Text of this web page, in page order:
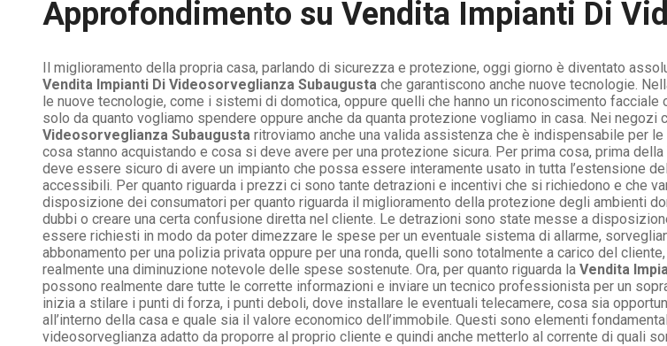
Approfondimento su Vendita Impianti Di
Il miglioramento della propria casa, parlando di sicurezza e protezione, oggi giorno è diventato
Vendita Impianti Di Videosorveglianza Subaugusta che garantiscono anche nuove tecnologie.
le nuove tecnologie, come i sistemi di domotica, oppure quelli che hanno un riconoscimento
solo da quanto vogliamo spendere oppure anche da quanta protezione vogliamo in casa. Nei
Videosorveglianza Subaugusta ritroviamo anche una valida assistenza che è indispensabile per
cosa stanno acquistando e cosa si deve avere per una protezione sicura. Per prima cosa, prima della
deve essere sicuro di avere un impianto che possa essere interamente usato in tutta l’estensione
accessibili. Per quanto riguarda i prezzi ci sono tante detrazioni e incentivi che si richiedono e che
disposizione dei consumatori per quanto riguarda il miglioramento della protezione degli ambienti
dubbi o creare una certa confusione diretta nel cliente. Le detrazioni sono state messe a
essere richiesti in modo da poter dimezzare le spese per un eventuale sistema di allarme,
abbonamento per una polizia privata oppure per una ronda, quelli sono totalmente a carico del
realmente una diminuzione notevole delle spese sostenute. Ora, per quanto riguarda la Vendita
possono realmente dare tutte le corrette informazioni e inviare un tecnico professionista per un
inizia a stilare i punti di forza, i punti deboli, dove installare le eventuali telecamere, cosa sia
all’interno della casa e quale sia il valore economico dell’immobile. Questi sono elementi
videosorveglianza adatto da proporre al proprio cliente e quindi anche metterlo al corrente di quali